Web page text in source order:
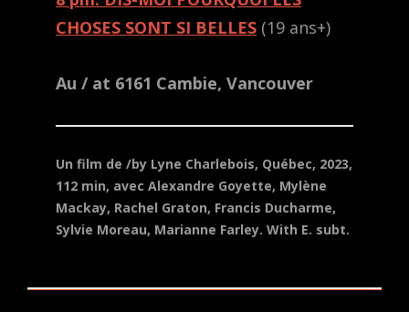
CHOSES SONT SI BELLES (19 ans+)
Au / at 6161 Cambie, Vancouver
Un film de /by Lyne Charlebois, Québec, 2023,
112 min, avec Alexandre Goyette, Mylène
Mackay, Rachel Graton, Francis Ducharme,
Sylvie Moreau, Marianne Farley. With E. subt.